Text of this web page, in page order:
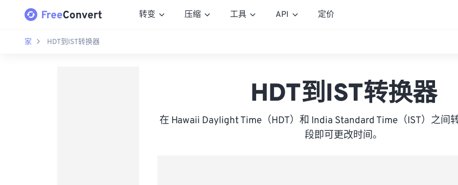
转变 压缩 工具 API 定价
家 HDT到IST转换器
HDT到IST转换器
在 Hawaii Daylight Time（HDT）和 India Standard Time（IST）之间
段即可更改时间。